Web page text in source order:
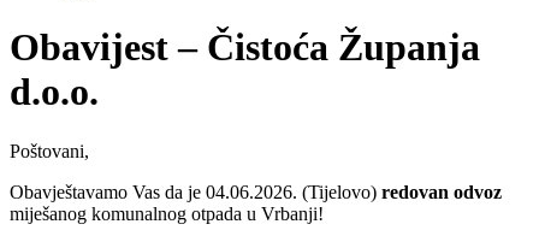
Obavijest – Čistoća Županja
d.o.o.
Poštovani,
Obavještavamo Vas da je 04.06.2026. (Tijelovo) redovan odvoz
miješanog komunalnog otpada u Vrbanji!